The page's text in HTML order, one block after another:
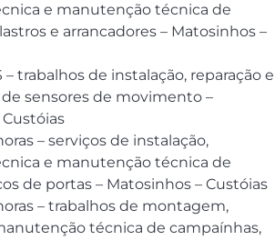
e manutenção técnica de
e arrancadores – Matosinhos –
– trabalhos de instalação, reparação e
sensores de movimento –
– serviços de instalação,
e manutenção técnica de
de portas – Matosinhos – Custóias
– trabalhos de montagem,
técnica de campaínhas,